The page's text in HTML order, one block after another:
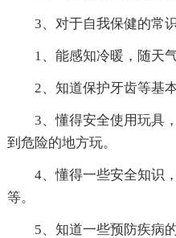
3、对于自我保健的常
1、能感知冷暖，随天
2、知道保护牙齿等基
3、懂得安全使用玩具
到危险的地方玩。
4、懂得一些安全知识
等。
5、知道一些预防疾病